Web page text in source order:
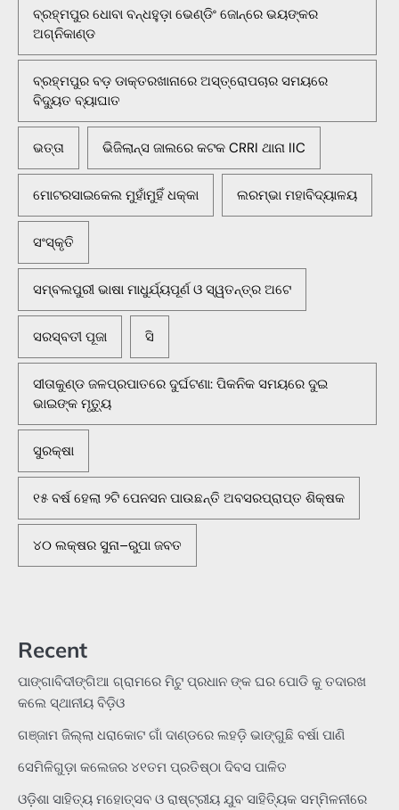
ବ୍ରହ୍ମପୁର ଧୋବା ବନ୍ଧହୁଡ଼ା ଭେଣ୍ଡିଂ ଜୋନ୍‌ରେ ଭୟଙ୍କର
ଅଗ୍ନିକାଣ୍ଡ
ବ୍ରହ୍ମପୁର ବଡ଼ ଡାକ୍ତରଖାନାରେ ଅସ୍ତ୍ରୋପଚାର ସମୟରେ
ବିଦ୍ୟୁତ ବ୍ୟାଘାତ
ଭତ୍ତା ଭିଜିଲାନ୍ସ ଜାଲରେ କଟକ CRRI ଥାନା IIC
ମୋଟରସାଇକେଲ ମୁହାଁମୁହିଁ ଧକ୍କା ଲରମ୍ଭା ମହାବିଦ୍ୟାଳୟ
ସଂସ୍କୃତି
ସମ୍ବଲପୁରୀ ଭାଷା ମାଧୁର୍ଯ୍ୟପୂର୍ଣ ଓ ସ୍ୱତନ୍ତ୍ର ଅଟେ
ସରସ୍ବତୀ ପୂଜା ସି
ସୀତାକୁଣ୍ଡ ଜଳପ୍ରପାତରେ ଦୁର୍ଘଟଣା: ପିକନିକ ସମୟରେ ଦୁଇ
ଭାଇଙ୍କ ମୃତ୍ୟୁ
ସୁରକ୍ଷା
୧୫ ବର୍ଷ ହେଲା ୨ଟି ପେନସନ ପାଉଛନ୍ତି ଅବସରପ୍ରାପ୍ତ ଶିକ୍ଷକ
୪୦ ଲକ୍ଷର ସୁନା–ରୁପା ଜବତ
Recent
ପାଙ୍ଗାବିଦୀଙ୍ଗିଆ ଗ୍ରାମରେ ମିଟୁ ପ୍ରଧାନ ଙ୍କ ଘର ପୋଡି କୁ ତଦାରଖ
କଲେ ସ୍ଥାନୀୟ ବିଡ଼ିଓ
ଗଞ୍ଜାମ ଜିଲ୍ଲା ଧରାକୋଟ ଗାଁ ଦାଣ୍ଡରେ ଲହଡ଼ି ଭାଙ୍ଗୁଛି ବର୍ଷା ପାଣି
ସେମିଳିଗୁଡ଼ା କଲେଜର ୪୧ତମ ପ୍ରତିଷ୍ଠା ଦିବସ ପାଳିତ
ଓଡ଼ିଶା ସାହିତ୍ୟ ମହୋତ୍ସବ ଓ ରାଷ୍ଟ୍ରୀୟ ଯୁବ ସାହିତ୍ୟିକ ସମ୍ମିଳନୀରେ